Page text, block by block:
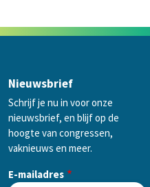
Nieuwsbrief
Schrijf je nu in voor onze
nieuwsbrief, en blijf op de
hoogte van congressen,
vaknieuws en meer.
E-mailadres